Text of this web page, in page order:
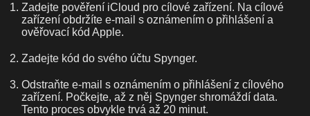
Zadejte pověření iCloud pro cílové zařízení. Na cílové
zařízení obdržíte e-mail s oznámením o přihlášení a
ověřovací kód Apple.
Zadejte kód do svého účtu Spynger.
Odstraňte e-mail s oznámením o přihlášení z cílového
zařízení. Počkejte, až z něj Spynger shromáždí data.
Tento proces obvykle trvá až 20 minut.